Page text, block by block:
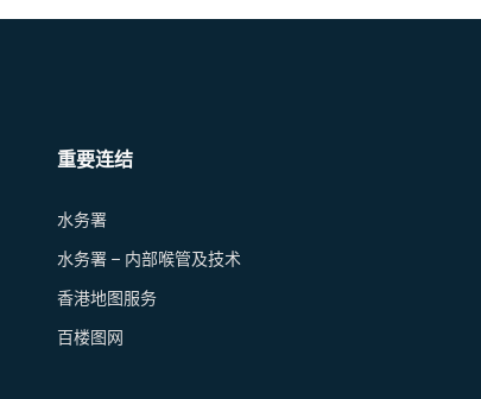
重要连结
水务署
水务署 – 内部喉管及技术
香港地图服务
百楼图网